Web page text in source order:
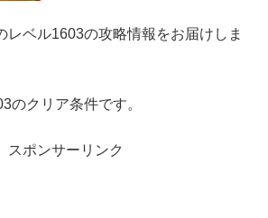
レベル1603の攻略情報をお届けしま
のクリア条件です。
スポンサーリンク